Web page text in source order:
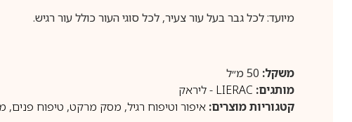
מיועד: לכל גבר בעל עור צעיר, לכל סוגי העור כולל עור רגיש.
משקל:
מותגים: LIERAC - ליראק
קטגוריות מוצרים: איפור וטיפוח רגיל, מסק מרקט, טיפוח פנים,